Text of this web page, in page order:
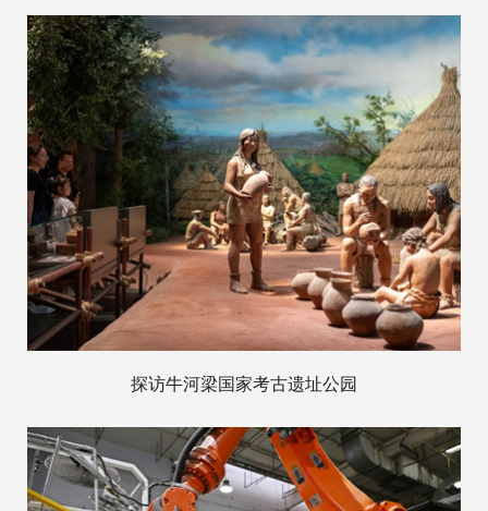
探访牛河梁国家考古遗址公园